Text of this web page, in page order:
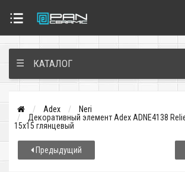
☰ КАТАЛОГ
Adex
Neri
Декоративный элемент Adex ADNE4138
15x15 глянцевый
Предыдущий